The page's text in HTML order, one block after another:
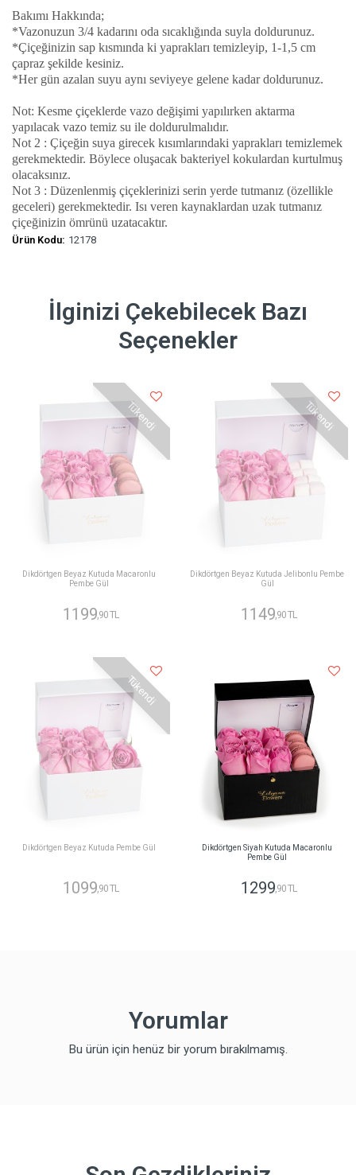
Bakımı Hakkında;
*Vazonuzun 3/4 kadarını oda sıcaklığında suyla doldurunuz.
*Çiçeğinizin sap kısmında ki yaprakları temizleyip, 1-1,5 cm
çapraz şekilde kesiniz.
*Her gün azalan suyu aynı seviyeye gelene kadar doldurunuz.
Not: Kesme çiçeklerde vazo değişimi yapılırken aktarma
yapılacak vazo temiz su ile doldurulmalıdır.
Not 2 : Çiçeğin suya girecek kısımlarındaki yaprakları temizlemek
gerekmektedir. Böylece oluşacak bakteriyel kokulardan kurtulmuş
olacaksınız.
Not 3 : Düzenlenmiş çiçeklerinizi serin yerde tutmanız (özellikle
geceleri) gerekmektedir. Isı veren kaynaklardan uzak tutmanız
çiçeğinizin ömrünü uzatacaktır.
Ürün Kodu: 12178
İlginizi Çekebilecek Bazı
Seçenekler
Tükendi
Dikdörtgen Beyaz Kutuda Macaronlu
Pembe Gül
1199 ,90 TL
Tükendi
Dikdörtgen Beyaz Kutuda Jelibonlu Pembe
Gül
1149 ,90 TL
Tükendi
Dikdörtgen Beyaz Kutuda Pembe Gül
1099,90 TL
Dikdörtgen Siyah Kutuda Macaronlu
Pembe Gül
1299,90 TL
Yorumlar
Bu ürün için henüz bir yorum bırakılmamış.